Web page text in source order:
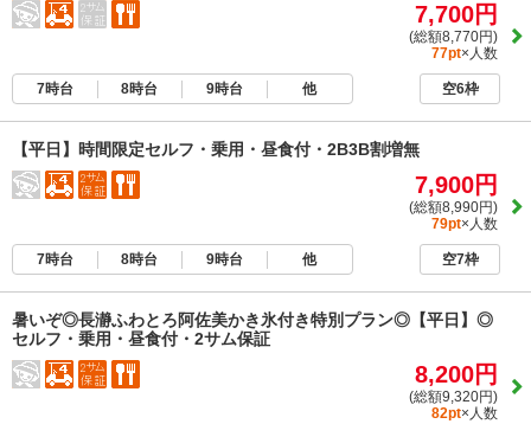
7,700円
(総額8,770円)
77pt×人数
7時台 8時台 9時台 他 空6枠
【平日】時間限定セルフ・乗用・昼食付・2B3B割増無
7,900円
(総額8,990円)
79pt×人数
7時台 8時台 9時台 他 空7枠
暑いぞ◎長瀞ふわとろ阿佐美かき氷付き特別プラン◎【平日】◎
セルフ・乗用・昼食付・2サム保証
8,200円
(総額9,320円)
82pt×人数